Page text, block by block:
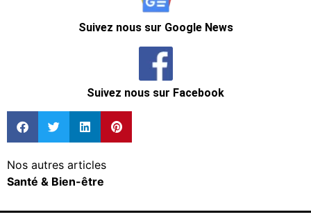
Suivez nous sur Google News
Suivez nous sur Facebook
Nos autres articles
Santé & Bien-être